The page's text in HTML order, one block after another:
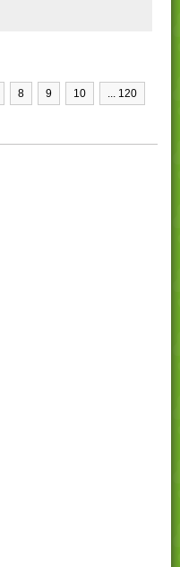
8 9 10 ... 120